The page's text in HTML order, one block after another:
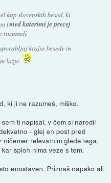
kup slovenskih besed, ki
(med katerimi je precej
razumeli
krajse besede in
lazje.
ki ji ne razumeš, miško.
ti napisal, v čem si naredil
- glej en post pred
relevatnim glede tega,
sploh nima veze s tem.
enostaven. Priznaš napako ali